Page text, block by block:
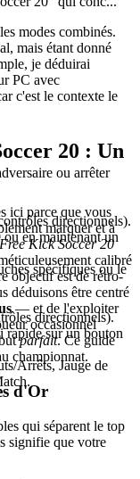
modes combinés.
mais étant donné
je déduirai
PC avec
c'est le contexte le
ou arrêter
directionnels).
en maintenant un
spécifiques ou le
directionnels).
sur un bouton
Arrêts, Jauge de
20 : Un
ici parce que vous
marquer et à
Kick Soccer 20
calibré
objectif est de rétro-
déduisons être centré
— et de l'exploiter
occasionnel
parfait. Ce guide
championnat.
d'Or
qui séparent le top
signifie que votre